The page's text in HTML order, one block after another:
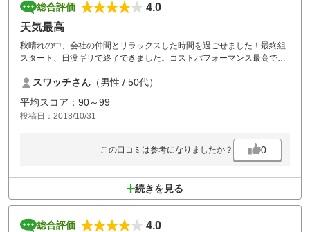
総合評価
4.0
天気最高
秋晴れの中、会社の仲間とリラックスした時間を過ごせました！最終組
スタート、日没ギリで終了できました。コストパフォーマンス最高で
スワッチさん （男性 / 50代）
平均スコア：90～99
投稿日：2018/10/31
この口コミは参考になりましたか？ 0
続きを見る
総合評価
4.0